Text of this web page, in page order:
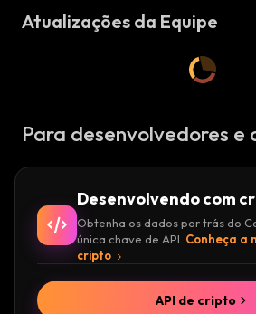
T
Atualizações da Equipe
Para desenvolvedores e
Desenvolvendo com
Obtenha os dados por trás do
única chave de API. Conheça a
cripto
API de cripto